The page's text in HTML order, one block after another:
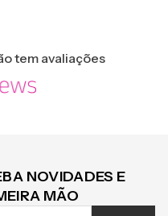
tem avaliações
NOVIDADES E
MÃO